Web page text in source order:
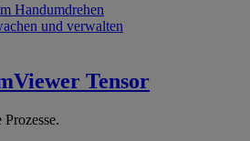
Handumdrehen
und verwalten
Tensor